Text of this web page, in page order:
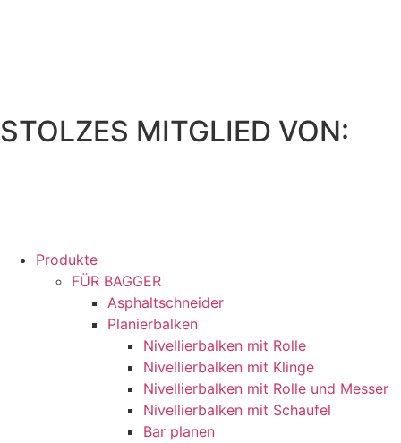
STOLZES MITGLIED VON:
Produkte
FÜR BAGGER
Asphaltschneider
Planierbalken
Nivellierbalken mit Rolle
Nivellierbalken mit Klinge
Nivellierbalken mit Rolle und Messer
Nivellierbalken mit Schaufel
Bar planen